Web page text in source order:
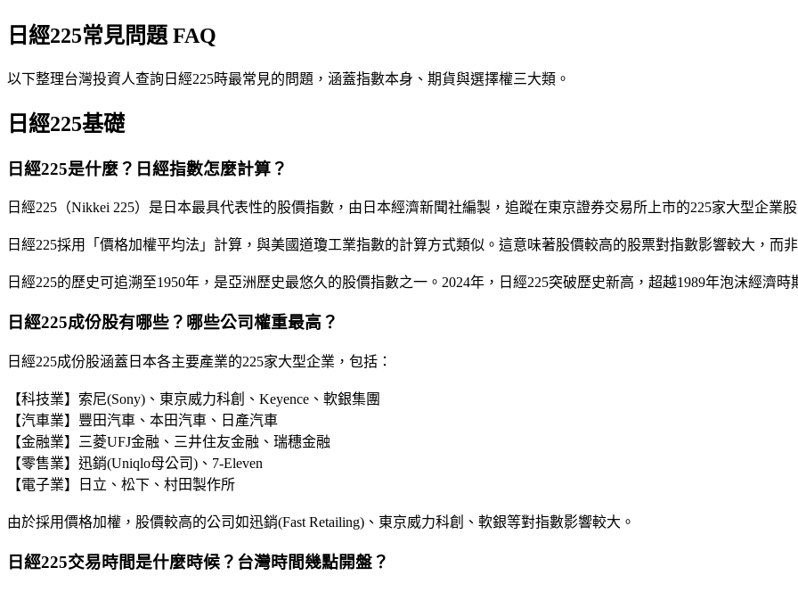
日經225常見問題 FAQ
以下整理台灣投資人查詢日經225時最常見的問題，涵蓋指數本身、期貨與選擇權三大類。
日經225基礎
日經225是什麼？日經指數怎麼計算？
日經225（Nikkei 225）是日本最具代表性的股價指數，由日本經濟新聞社編製，追蹤在東京證券交易所上市的225家大型企業股
日經225採用「價格加權平均法」計算，與美國道瓊工業指數的計算方式類似。這意味著股價較高的股票對指數影響較大，而
日經225的歷史可追溯至1950年，是亞洲歷史最悠久的股價指數之一。2024年，日經225突破歷史新高，超越1989年泡沫經濟時
日經225成份股有哪些？哪些公司權重最高？
日經225成份股涵蓋日本各主要產業的225家大型企業，包括：
【科技業】索尼(Sony)、東京威力科創、Keyence、軟銀集團
【汽車業】豐田汽車、本田汽車、日產汽車
【金融業】三菱UFJ金融、三井住友金融、瑞穗金融
【零售業】迅銷(Uniqlo母公司)、7-Eleven
【電子業】日立、松下、村田製作所
由於採用價格加權，股價較高的公司如迅銷(Fast Retailing)、東京威力科創、軟銀等對指數影響較大。
日經225交易時間是什麼時候？台灣時間幾點開盤？